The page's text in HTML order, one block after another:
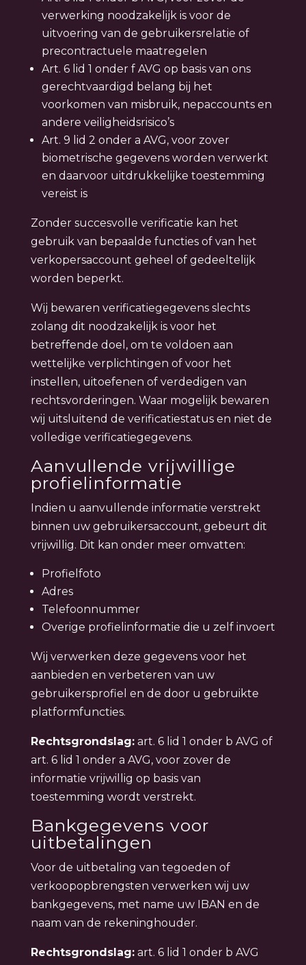
verwerking noodzakelijk is voor de
uitvoering van de gebruikersrelatie of
precontractuele maatregelen
Art. 6 lid 1 onder f AVG op basis van ons
gerechtvaardigd belang bij het
voorkomen van misbruik, nepaccounts en
andere veiligheidsrisico’s
Art. 9 lid 2 onder a AVG, voor zover
biometrische gegevens worden verwerkt
en daarvoor uitdrukkelijke toestemming
vereist is
Zonder succesvolle verificatie kan het
gebruik van bepaalde functies of van het
verkopersaccount geheel of gedeeltelijk
worden beperkt.
Wij bewaren verificatiegegevens slechts
zolang dit noodzakelijk is voor het
betreffende doel, om te voldoen aan
wettelijke verplichtingen of voor het
instellen, uitoefenen of verdedigen van
rechtsvorderingen. Waar mogelijk bewaren
wij uitsluitend de verificatiestatus en niet de
volledige verificatiegegevens.
Aanvullende vrijwillige
profielinformatie
Indien u aanvullende informatie verstrekt
binnen uw gebruikersaccount, gebeurt dit
vrijwillig. Dit kan onder meer omvatten:
Profielfoto
Adres
Telefoonnummer
Overige profielinformatie die u zelf invoert
Wij verwerken deze gegevens voor het
aanbieden en verbeteren van uw
gebruikersprofiel en de door u gebruikte
platformfuncties.
Rechtsgrondslag:art. 6 lid 1 onder b AVG of
art. 6 lid 1 onder a AVG, voor zover de
informatie vrijwillig op basis van
toestemming wordt verstrekt.
Bankgegevens voor
uitbetalingen
Voor de uitbetaling van tegoeden of
verkoopopbrengsten verwerken wij uw
bankgegevens, met name uw IBAN en de
naam van de rekeninghouder.
Rechtsgrondslag:art. 6 lid 1 onder b AVG